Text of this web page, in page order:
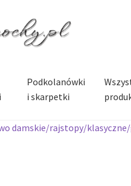
Podkolanówki
i skarpetki
damskie/rajstopy/